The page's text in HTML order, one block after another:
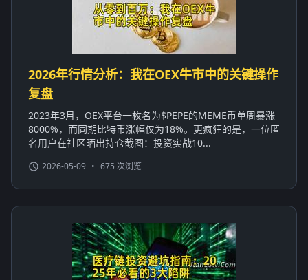
2026年行情分析：我在OEX牛市中的关键操作
复盘
2023年3月，OEX平台一枚名为$PEPE的MEME币单周暴涨
8000%，而同期比特币涨幅仅为18%。更疯狂的是，一位匿
名用户在社区晒出持仓截图：投资实战10...
2026-05-09 • 675 次浏览